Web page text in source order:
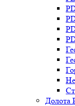
Долота